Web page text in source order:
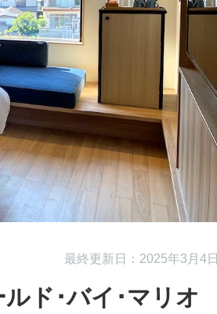
最終更新日：2025年3月4日
ド･バイ･マリオ